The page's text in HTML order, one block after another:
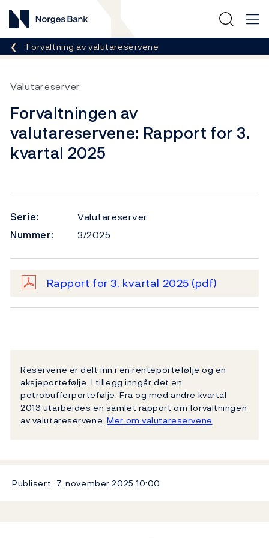
Norges Bank
Her er du nå:
Forvaltning av valutareservene
Valutareserver
Forvaltningen av
valutareservene: Rapport for 3.
kvartal 2025
Serie:
Valutareserver
Nummer:
3/2025
Rapport for 3. kvartal 2025 (pdf)
Reservene er delt inn i en renteportefølje og en
aksjeportefølje. I tillegg inngår det en
petrobufferportefølje. Fra og med andre kvartal
2013 utarbeides en samlet rapport om forvaltningen
av valutareservene.Mer om valutareservene
Publisert 7. november 202510:00